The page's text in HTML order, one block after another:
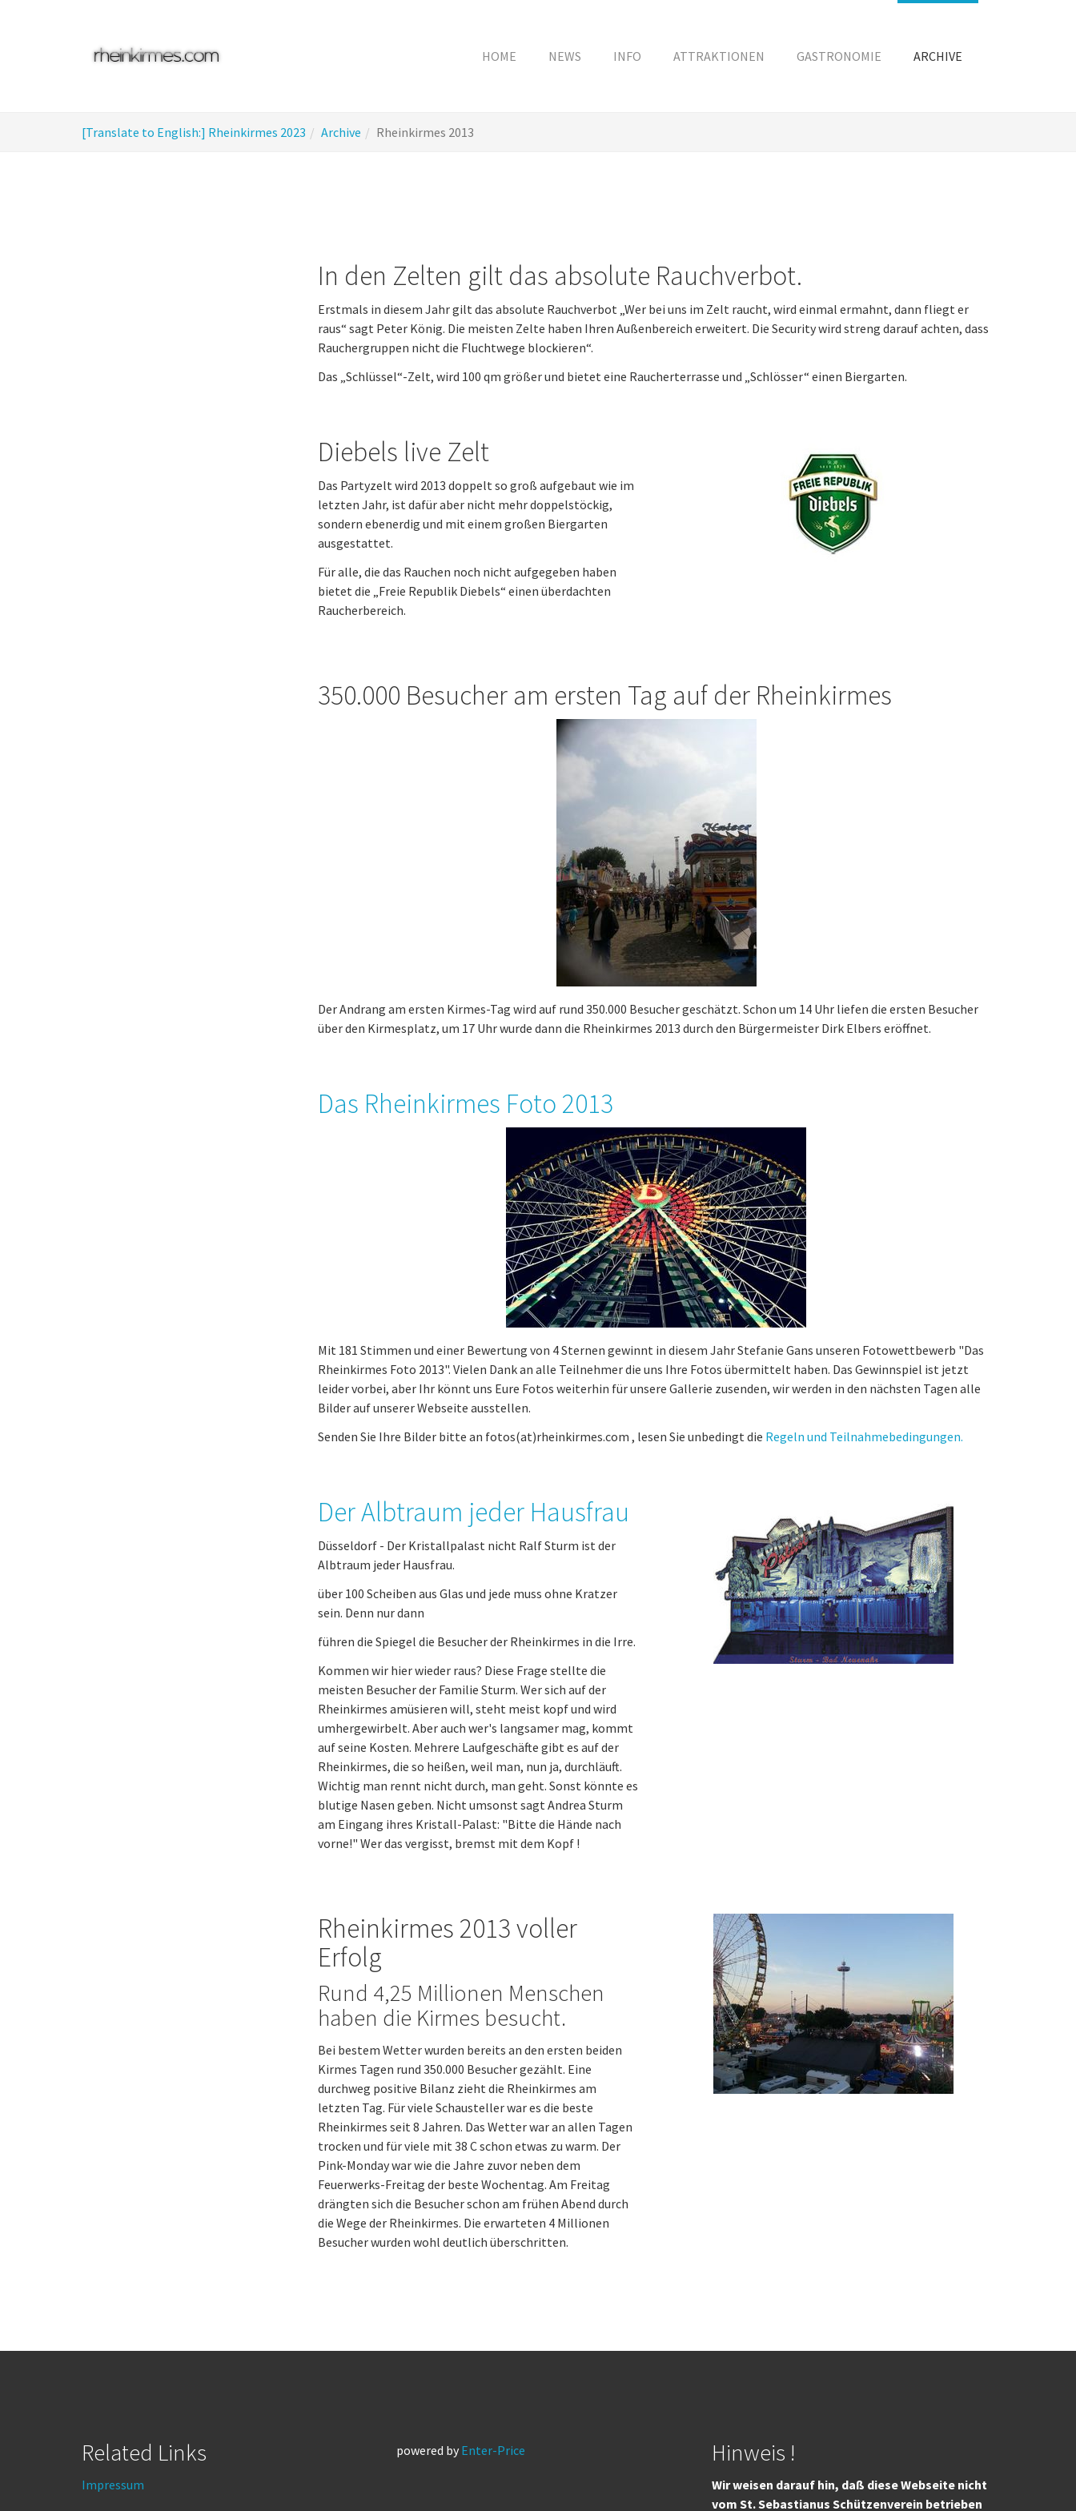
HOME NEWS INFO ATTRAKTIONEN GASTRONOMIE ARCHIVE
are
[Translate to English:] Rheinkirmes 2023 Archive Rheinkirmes 2013
In den Zelten gilt das absolute Rauchverbot.
Erstmals in diesem Jahr gilt das absolute Rauchverbot „Wer bei uns im Zelt raucht, wird einmal ermahnt, dann fliegt er
raus“ sagt Peter König. Die meisten Zelte haben Ihren Außenbereich erweitert. Die Security wird streng darauf achten, dass
Rauchergruppen nicht die Fluchtwege blockieren“.
Das „Schlüssel“-Zelt, wird 100 qm größer und bietet eine Raucherterrasse und „Schlösser“ einen Biergarten.
Diebels live Zelt
Das Partyzelt wird 2013 doppelt so groß aufgebaut wie im
letzten Jahr, ist dafür aber nicht mehr doppelstöckig,
sondern ebenerdig und mit einem großen Biergarten
ausgestattet.
Für alle, die das Rauchen noch nicht aufgegeben haben
bietet die „Freie Republik Diebels“ einen überdachten
Raucherbereich.
350.000 Besucher am ersten Tag auf der Rheinkirmes
Der Andrang am ersten Kirmes-Tag wird auf rund 350.000 Besucher geschätzt. Schon um 14 Uhr liefen die ersten Besucher
über den Kirmesplatz, um 17 Uhr wurde dann die Rheinkirmes 2013 durch den Bürgermeister Dirk Elbers eröffnet.
Das Rheinkirmes Foto 2013
Mit 181 Stimmen und einer Bewertung von 4 Sternen gewinnt in diesem Jahr Stefanie Gans unseren Fotowettbewerb "Das
Rheinkirmes Foto 2013". Vielen Dank an alle Teilnehmer die uns Ihre Fotos übermittelt haben. Das Gewinnspiel ist jetzt
leider vorbei, aber Ihr könnt uns Eure Fotos weiterhin für unsere Gallerie zusenden, wir werden in den nächsten Tagen alle
Bilder auf unserer Webseite ausstellen.
Senden Sie Ihre Bilder bitte an fotos(at)rheinkirmes.com , lesen Sie unbedingt die Regeln und Teilnahmebedingungen.
Der Albtraum jeder Hausfrau
Düsseldorf - Der Kristallpalast nicht Ralf Sturm ist der
Albtraum jeder Hausfrau.
über 100 Scheiben aus Glas und jede muss ohne Kratzer
sein. Denn nur dann
führen die Spiegel die Besucher der Rheinkirmes in die Irre.
Kommen wir hier wieder raus? Diese Frage stellte die
meisten Besucher der Familie Sturm. Wer sich auf der
Rheinkirmes amüsieren will, steht meist kopf und wird
umhergewirbelt. Aber auch wer's langsamer mag, kommt
auf seine Kosten. Mehrere Laufgeschäfte gibt es auf der
Rheinkirmes, die so heißen, weil man, nun ja, durchläuft.
Wichtig man rennt nicht durch, man geht. Sonst könnte es
blutige Nasen geben. Nicht umsonst sagt Andrea Sturm
am Eingang ihres Kristall-Palast: "Bitte die Hände nach
vorne!" Wer das vergisst, bremst mit dem Kopf !
Rheinkirmes 2013 voller
Erfolg
Rund 4,25 Millionen Menschen
haben die Kirmes besucht.
Bei bestem Wetter wurden bereits an den ersten beiden
Kirmes Tagen rund 350.000 Besucher gezählt. Eine
durchweg positive Bilanz zieht die Rheinkirmes am
letzten Tag. Für viele Schausteller war es die beste
Rheinkirmes seit 8 Jahren. Das Wetter war an allen Tagen
trocken und für viele mit 38 C schon etwas zu warm. Der
Pink-Monday war wie die Jahre zuvor neben dem
Feuerwerks-Freitag der beste Wochentag. Am Freitag
drängten sich die Besucher schon am frühen Abend durch
die Wege der Rheinkirmes. Die erwarteten 4 Millionen
Besucher wurden wohl deutlich überschritten.
Related Links
Impressum
powered by Enter-Price Hinweis !
Wir weisen darauf hin, daß diese Webseite nicht
vom St. Sebastianus Schützenverein betrieben